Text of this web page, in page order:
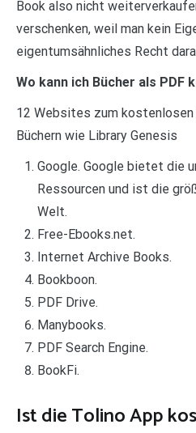
Book also nicht
verschenken, weil man kein
eigentumsähnliches Recht
Wo kann ich Bücher als PDF
12 Websites zum kostenlosen
Büchern wie Library Genesis
Google. Google bietet die
Ressourcen und ist die
Welt.
Free-Ebooks.net.
Internet Archive Books.
Bookboon.
PDF Drive.
Manybooks.
PDF Search Engine.
BookFi.
Ist die Tolino App